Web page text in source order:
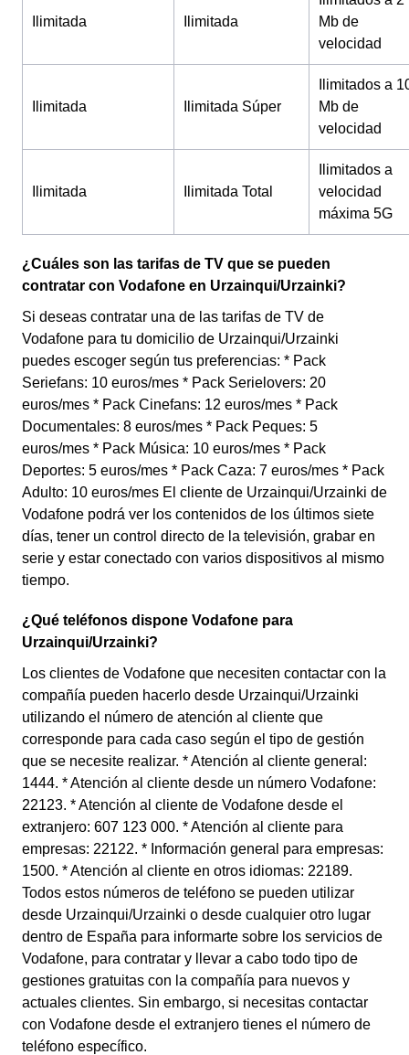
Ilimitada Ilimitada
Mb de
velocidad
Ilimitada Ilimitada Súper
Ilimitados a
Mb de
velocidad
Ilimitada Ilimitada Total
Ilimitados a
velocidad
máxima 5G
¿Cuáles son las tarifas de TV que se pueden
contratar con Vodafone en Urzainqui/Urzainki?
Si deseas contratar una de las tarifas de TV de
Vodafone para tu domicilio de Urzainqui/Urzainki
puedes escoger según tus preferencias: * Pack
Seriefans: 10 euros/mes * Pack Serielovers: 20
euros/mes * Pack Cinefans: 12 euros/mes * Pack
Documentales: 8 euros/mes * Pack Peques: 5
euros/mes * Pack Música: 10 euros/mes * Pack
Deportes: 5 euros/mes * Pack Caza: 7 euros/mes * Pack
Adulto: 10 euros/mes El cliente de Urzainqui/Urzainki de
Vodafone podrá ver los contenidos de los últimos siete
días, tener un control directo de la televisión, grabar en
serie y estar conectado con varios dispositivos al mismo
tiempo.
¿Qué teléfonos dispone Vodafone para
Urzainqui/Urzainki?
Los clientes de Vodafone que necesiten contactar con la
compañía pueden hacerlo desde Urzainqui/Urzainki
utilizando el número de atención al cliente que
corresponde para cada caso según el tipo de gestión
que se necesite realizar. * Atención al cliente general:
1444. * Atención al cliente desde un número Vodafone:
22123. * Atención al cliente de Vodafone desde el
extranjero: 607 123 000. * Atención al cliente para
empresas: 22122. * Información general para empresas:
1500. * Atención al cliente en otros idiomas: 22189.
Todos estos números de teléfono se pueden utilizar
desde Urzainqui/Urzainki o desde cualquier otro lugar
dentro de España para informarte sobre los servicios de
Vodafone, para contratar y llevar a cabo todo tipo de
gestiones gratuitas con la compañía para nuevos y
actuales clientes. Sin embargo, si necesitas contactar
con Vodafone desde el extranjero tienes el número de
teléfono específico.